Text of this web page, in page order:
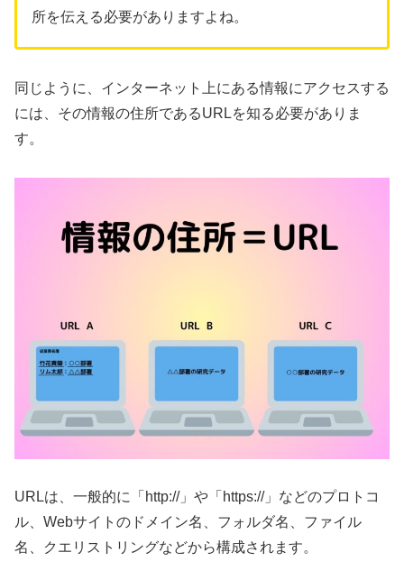
所を伝える必要がありますよね。
同じように、インターネット上にある情報にアクセスする
には、その情報の住所であるURLを知る必要がありま
す。
URLは、一般的に「http://」や「https://」などのプロトコ
ル、Webサイトのドメイン名、フォルダ名、ファイル
名、クエリストリングなどから構成されます。